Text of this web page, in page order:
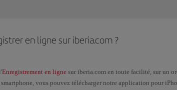
en ligne sur iberia.com ?
Enregistrement en ligne sur iberia.com en toute facilité, sur un
vous pouvez télécharger notre application pour